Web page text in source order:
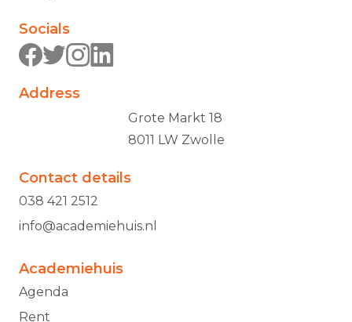
Socials
Address
Grote Markt 18
8011 LW Zwolle
Contact details
038 421 2512
info@academiehuis.nl
Academiehuis
Agenda
Rent